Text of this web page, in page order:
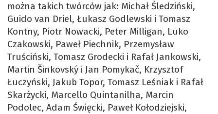
można takich twórców jak: Michał Śledziński,
Guido van Driel, Łukasz Godlewski i Tomasz
Kontny, Piotr Nowacki, Peter Milligan, Luko
Czakowski, Paweł Piechnik, Przemysław
Truściński, Tomasz Grodecki i Rafał Jankowski,
Martin Šinkovský i Jan Pomykač, Krzysztof
Łuczyński, Jakub Topor, Tomasz Leśniak i Rafał
Skarżycki, Marcello Quintanilha, Marcin
Podolec, Adam Święcki, Paweł Kołodziejski,